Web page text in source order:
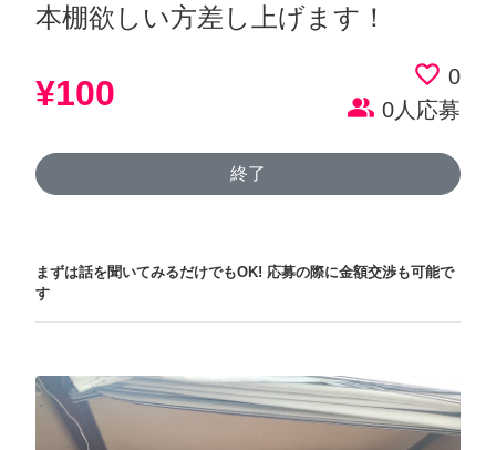
本棚欲しい方差し上げます！
¥100 favorite_border 0
people_alt 0人応募
終了
まずは話を聞いてみるだけでもOK! 応募の際に金額交渉も可能で
す